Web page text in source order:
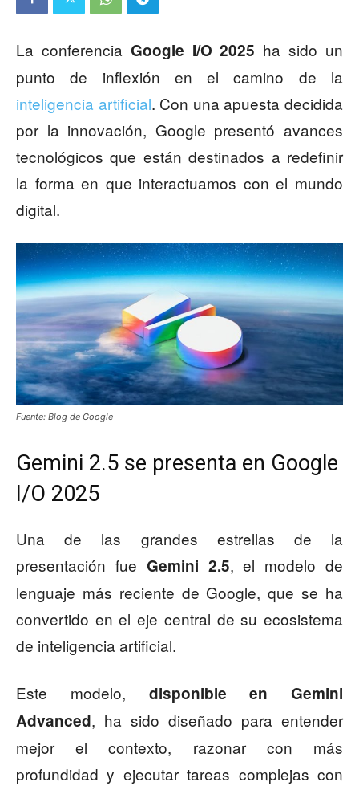
La conferencia Google I/O 2025 ha sido un
punto de inflexión en el camino de la
inteligencia artificial. Con una apuesta decidida
por la innovación, Google presentó avances
tecnológicos que están destinados a redefinir
la forma en que interactuamos con el mundo
digital.
Fuente: Blog de Google
Gemini 2.5 se presenta en Google
I/O 2025
Una de las grandes estrellas de la
presentación fue Gemini 2.5, el modelo de
lenguaje más reciente de Google, que se ha
convertido en el eje central de su ecosistema
de inteligencia artificial.
Este modelo, disponible en Gemini
Advanced, ha sido diseñado para entender
mejor el contexto, razonar con más
profundidad y ejecutar tareas complejas con